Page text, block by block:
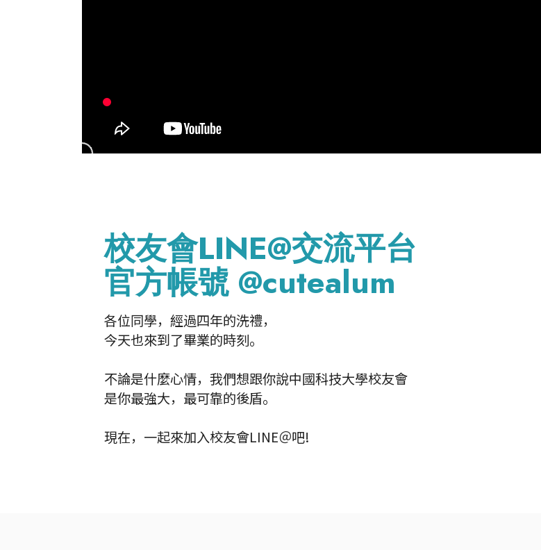
校友會LINE@交流平台
官方帳號 @cutealum
各位同學，經過四年的洗禮，
今天也來到了畢業的時刻。
不論是什麼心情，我們想跟你說中國科技大學校友會
是你最強大，最可靠的後盾。
現在，一起來加入校友會LINE＠吧!